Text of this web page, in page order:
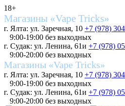
18+
Магазины «Vape Tricks»
г. Ялта: ул. Заречная, 10 +7 (978)
9:00-19:00 без выходных
г. Судак: ул. Ленина, 61и +7 (978)
9:00-20:00 без выходных
Магазины «Vape Tricks»
г. Ялта: ул. Заречная, 10 +7 (978)
9:00-19:00 без выходных
г. Судак: ул. Ленина, 61и +7 (978)
9:00-20:00 без выходных